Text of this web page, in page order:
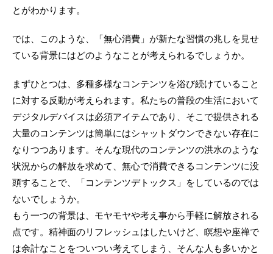
とがわかります。
では、このような、「無心消費」が新たな習慣の兆しを見せ
ている背景にはどのようなことが考えられるでしょうか。
まずひとつは、多種多様なコンテンツを浴び続けていること
に対する反動が考えられます。私たちの普段の生活において
デジタルデバイスは必須アイテムであり、そこで提供される
大量のコンテンツは簡単にはシャットダウンできない存在に
なりつつあります。そんな現代のコンテンツの洪水のような
状況からの解放を求めて、無心で消費できるコンテンツに没
頭することで、「コンテンツデトックス」をしているのでは
ないでしょうか。
もう一つの背景は、モヤモヤや考え事から手軽に解放される
点です。精神面のリフレッシュはしたいけど、瞑想や座禅で
は余計なことをついつい考えてしまう、そんな人も多いかと